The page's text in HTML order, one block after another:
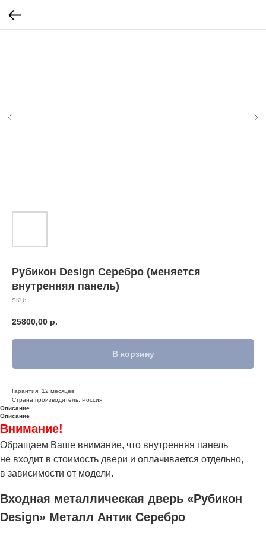
Рубикон Design Серебро (меняется
внутренняя панель)
SKU:
25800,00 р.
В корзину
Гарантия: 12 месяцев
Страна производитель: Россия
Описание
Описание
Внимание!
Обращаем Ваше внимание, что внутренняя панель
не входит в стоимость двери и оплачивается отдельно,
в зависимости от модели.
Входная металлическая дверь «Рубикон
Design» Металл Антик Серебро